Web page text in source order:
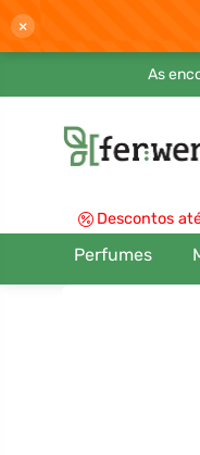
×
As
Descontos
Perfumes